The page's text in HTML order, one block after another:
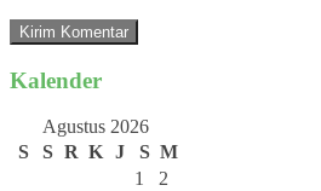
Kalender
Agustus 2026
S
S R K J S M
1
2